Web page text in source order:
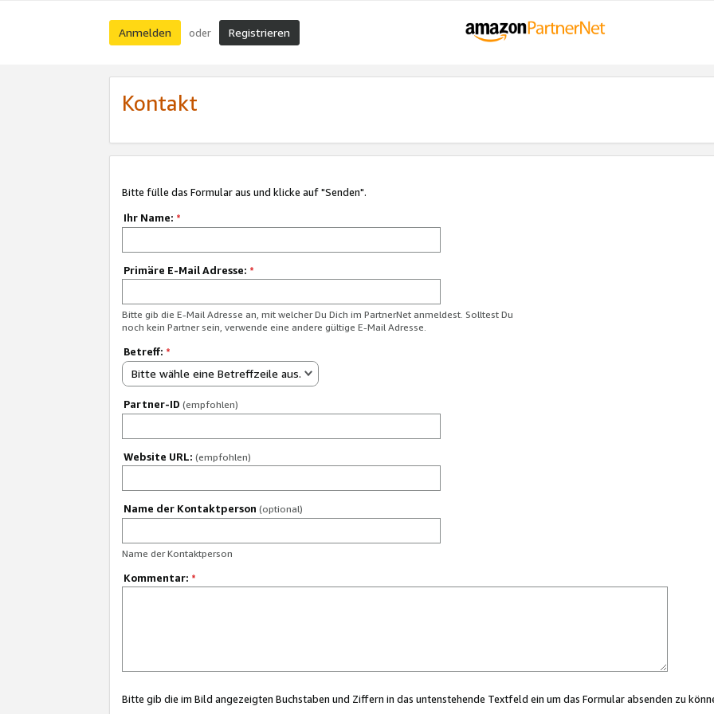
Anmelden oder Registrieren
Kontakt
Bitte fülle das Formular aus und klicke auf "Senden".
Ihr Name: *
Primäre E-Mail Adresse: *
Bitte gib die E-Mail Adresse an, mit welcher Du Dich im PartnerNet anmeldest. Solltest Du
noch kein Partner sein, verwende eine andere gültige E-Mail Adresse.
Betreff: *
Bitte wähle eine Betreffzeile aus.
Partner-ID (empfohlen)
Website URL: (empfohlen)
Name der Kontaktperson (optional)
Name der Kontaktperson
Kommentar: *
Bitte gib die im Bild angezeigten Buchstaben und Ziffern in das untenstehende Textfeld ein um das Formular absenden zu